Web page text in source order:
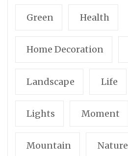
Green Health
Home Decoration
Landscape Life
Lights Moment
Mountain Nature